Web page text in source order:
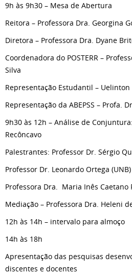
9h às 9h30 – Mesa de Abertura
Reitora – Professora Dra. Georgina
Diretora – Professora Dra. Dyane
Coordenadora do POSTERR –
Silva
Representação Estudantil –
Representação da ABEPSS – Profa.
9h30 às 12h – Análise de
Recôncavo
Palestrantes: Professor Dr. Sérgio
Professor Dr. Leonardo Ortega (UNB)
Professora Dra. Maria Inês Caetano
Mediação – Professora Dra. Heleni
12h às 14h – intervalo para almoço
14h às 18h
Apresentação das pesquisas
discentes e docentes